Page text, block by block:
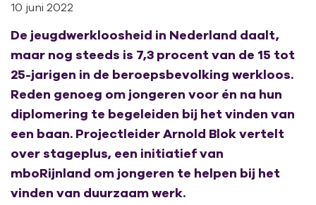
10 juni 2022
De jeugdwerkloosheid in Nederland daalt,
maar nog steeds is 7,3 procent van de 15 tot
25-jarigen in de beroepsbevolking werkloos.
Reden genoeg om jongeren voor én na hun
diplomering te begeleiden bij het vinden van
een baan. Projectleider Arnold Blok vertelt
over stageplus, een initiatief van
mboRijnland om jongeren te helpen bij het
vinden van duurzaam werk.